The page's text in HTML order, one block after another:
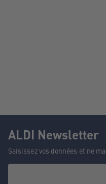
ALDI Newsletter
Saisissez vos données et ne